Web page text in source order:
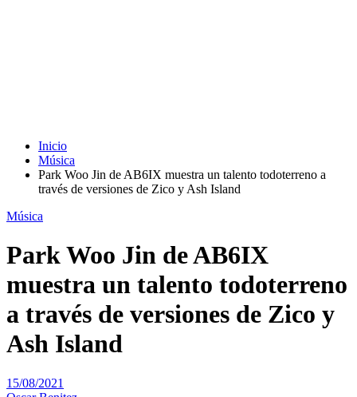
Inicio
Música
Park Woo Jin de AB6IX muestra un talento todoterreno a
través de versiones de Zico y Ash Island
Música
Park Woo Jin de AB6IX
muestra un talento todoterreno
a través de versiones de Zico y
Ash Island
15/08/2021